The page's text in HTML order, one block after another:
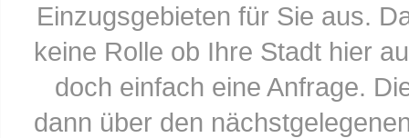
Einzugsgebieten für Sie aus.
keine Rolle ob Ihre Stadt hier
doch einfach eine Anfrage.
dann über den